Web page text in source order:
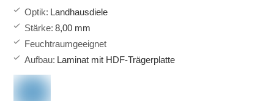
Optik: Landhausdiele
Stärke: 8,00 mm
Feuchtraumgeeignet
Aufbau: Laminat mit HDF-Trägerplatte